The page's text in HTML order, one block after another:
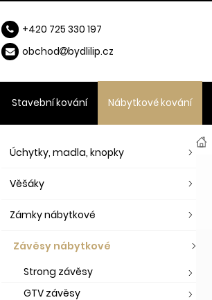
Úchytky, madla, knopky
Věšáky
Zámky nábytkové
Závěsy nábytkové
Strong závěsy
GTV závěsy
Stavební kování Nábytkové kování
+420 725 330 197
obchod
bydlilip.cz